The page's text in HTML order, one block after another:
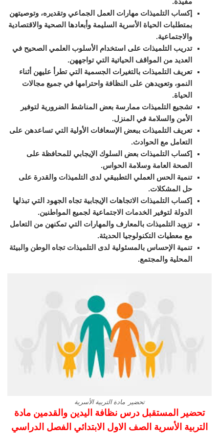
إكساب التلميذات مهارات العمل الجماعي وتقديره، وتوصيتهن
بمتطلبات الحياة الأسرية السليمة وأبعادها الصحية والاقتصادية
والاجتماعية.
تدريب التلميذات على استخدام الأسلوب العلمي الصحيح في
العديد من المواقف الحياتية التي تواجههن.
تعريف التلميذات بالتغيرات الجسمية التي تطرأ عليهن أثناء
النمو، وتعويدهن على النظافة واحترامها في جميع مجالات
الحياة.
تشجيع التلميذات ممارسة بعض المناشط الضرورية لتوفير
الأمن والسلامة في المنزل.
تعريف التلميذات ببعض الإسعافات الأولية التي تساعدهن على
التعامل مع الحوادث.
إكساب التلميذات بعض السلوك الإيجابي للمحافظة على
الصحة العامة وسلامة الحواس.
تنمية الحس العملي التطبيقي لدى التلميذات والقدرة على
حل المشكلات.
إكساب التلميذات الاتجاهات الإيجابية تجاه الجهود التي تبذلها
الدولة لتوفير الخدمات الاجتماعية لجميع المواطنين.
تزويد التلميذات بالمعارف والمهارات التي تمكنهن من التعامل
مع معطيات التكنولوجيا الحديثة.
تنمية الإحساس بالمسئولية لدى التلميذات تجاه الوطن والبيئة
المحلية والمجتمع.
تحضير مادة التربية الأسرية
تحضير المستقبل درس نظافة اليدين والقدمين مادة
التربية الأسرية الصف الاول الابتدائي الفصل الدراسي